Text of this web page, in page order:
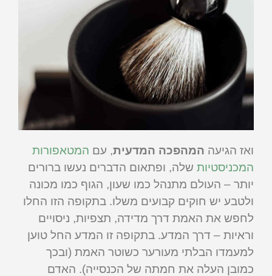
ואז הגיעה המהפכה המדעית, עם המטאפורות
המכניסטיות שלה, ופתאום הדברים נעשו ברורים
יותר – העולם מתנהל כמו שעון, הגוף כמו מכונה
ולטבע יש חוקים קבועים משלו. בתקופה הזו החלו
לחפש את האמת דרך מדידה, תצפיות, ניסויים
וראיות – דרך המדע. בתקופה זו המדע החל טוען
למעמדו הבלתי מעורער כשוטר האמת (ובכך
כמובן העלה את חמתה של הכנסייה). האדם